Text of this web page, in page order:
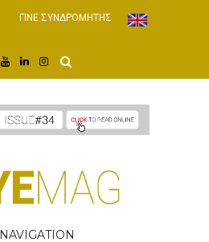
ΓΙΝΕ ΣΥΝΔΡΟΜΗΤΗΣ
NAVIGATION